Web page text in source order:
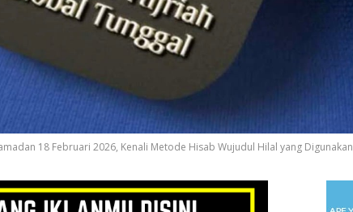
18 Februari 2026, Kenali Metode Hisab Wujudul Hilal yang Digunakan